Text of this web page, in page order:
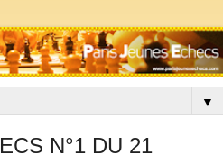
▼
N°1 DU 21